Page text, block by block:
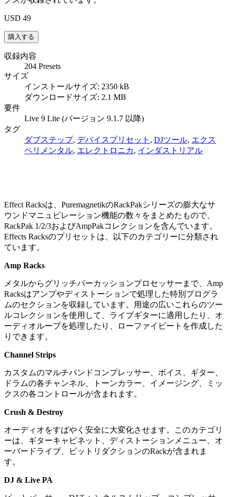
USD 49
収録内容
204 Presets
サイズ
インストールサイズ: 2350 kB
ダウンロードサイズ: 2.1 MB
要件
Live 9 Lite (バージョン 9.1.7 以降)
タグ
ダブステップ, デバイスプリセット , DJツール, エクス
ペリメンタル, エレクトロニカ, インダストリアル
Effect Racksは、PuremagnetikのRackPakシリーズの膨大なサ
ウンドマニュピレーション機能の数々をまとめたもので、
RackPak 1/2/3およびAmpPakコレクションを含んでいます。
Effects Racksのプリセットは、以下のカテゴリーに分類され
ています。
Amp Racks
メタルからグリッチパーカッションプロセッサーまで、Amp
Racksはアンプやディストーションで処理した特別プログラ
ムのセクションを収録しています。用途の広いこれらのツー
ルコレクションを使用して、ライブギターに適用したり、オ
ーディオループを処理したり、ローファイビートを作成した
りできます。
Channel Strips
カスタムのマルチバンドコンプレッサー、ボイス、ギター、
ドラムの各チャンネル、トーンカラー、イメージング、ミッ
クスの各コントロールが含まれます。
Crush & Destroy
オーディオをすばやく安全に大変化させます。このカテゴリ
ーは、ギターキャビネット、ディストーションメニュー、オ
ーバードライブ、ビットリダクションのRackが含まれま
す。
DJ & Live PA